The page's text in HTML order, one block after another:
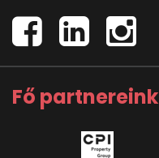
Fő partnereink